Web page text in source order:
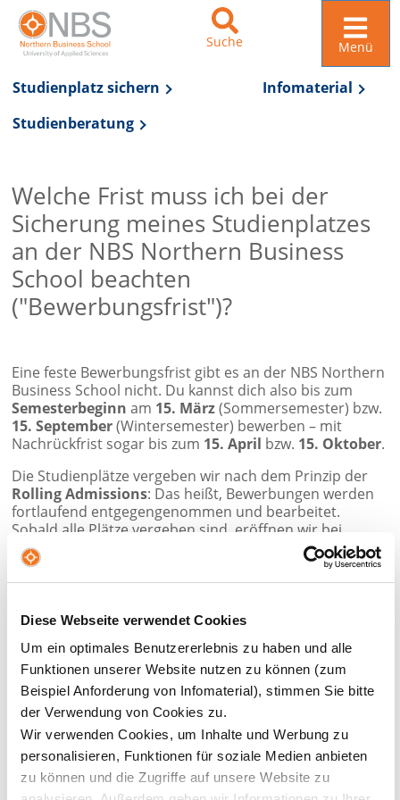
Diese Webseite verwendet Cookies
Um ein optimales Benutzererlebnis zu haben und alle
Funktionen unserer Website nutzen zu können (zum
Beispiel Anforderung von Infomaterial), stimmen Sie bitte
der Verwendung von Cookies zu.
Wir verwenden Cookies, um Inhalte und Werbung zu
personalisieren, Funktionen für soziale Medien anbieten
zu können und die Zugriffe auf unsere Website zu
Suche Menü
Studienplatz sichern
Infomaterial
Studienberatung
Welche Frist muss ich bei der
Sicherung meines Studienplatzes
an der NBS Northern Business
School beachten
("Bewerbungsfrist")?
Eine feste Bewerbungsfrist gibt es an der NBS Northern
Business School nicht. Du kannst dich also bis zum
Semesterbeginn am 15. März(Sommersemester) bzw.
15. September(Wintersemester) bewerben – mit
Nachrückfrist sogar bis zum 15. April bzw. 15. Oktober.
Die Studienplätze vergeben wir nach dem Prinzip der
Rolling Admissions: Das heißt, Bewerbungen werden
fortlaufend entgegengenommen und bearbeitet.
Sobald alle Plätze vergeben sind, eröffnen wir bei
Bedarf eine zusätzliche Kohorte.
Unser Tipp:Für einen entspannten Studienstart und
StudyMates, Semestereröffnungsfeier,
Studienplatz möglichst frühzeitig – idealerweise bis
spätestens zum1. Märzbzw.1. September– zu
sichern.
JETZT STUDIENPLATZ SICHERN!